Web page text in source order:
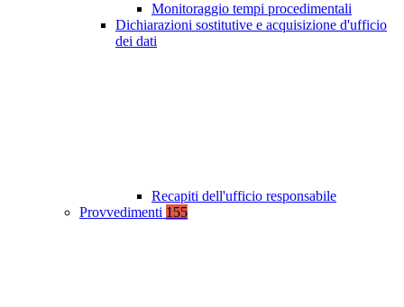
Monitoraggio tempi procedimentali
Dichiarazioni sostitutive e acquisizione d'ufficio
dei dati
Recapiti dell'ufficio responsabile
Provvedimenti 155